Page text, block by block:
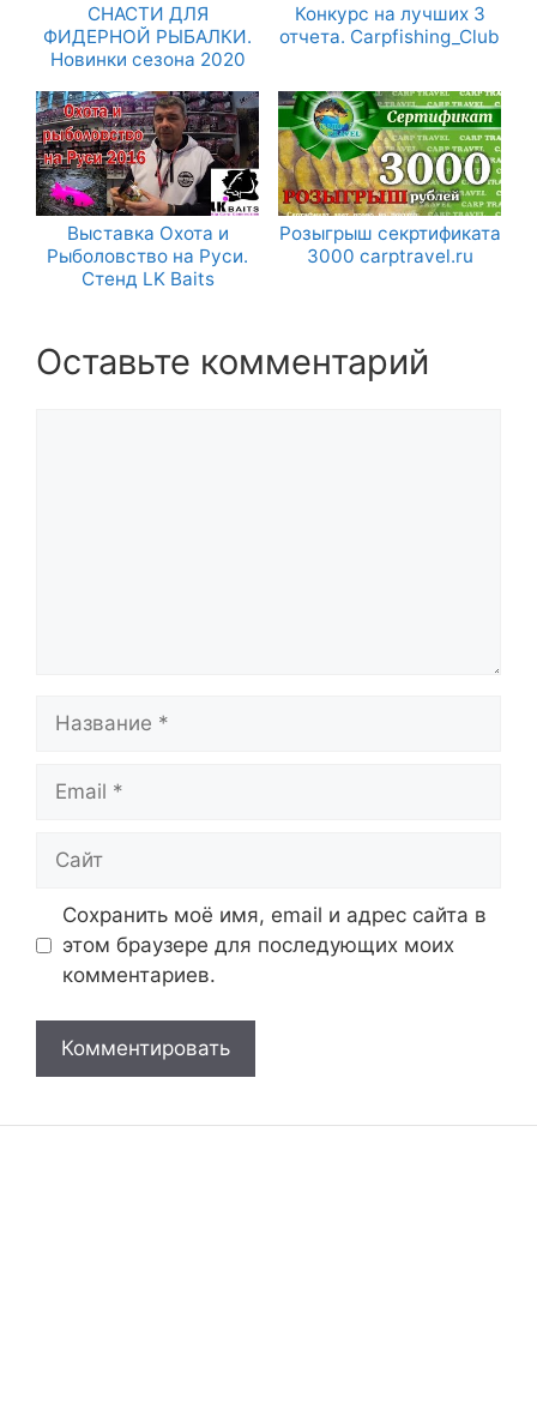
СНАСТИ ДЛЯ
ФИДЕРНОЙ РЫБАЛКИ.
Новинки сезона 2020
Конкурс на лучших 3
отчета. Carpfishing_Club
Выставка Охота и
Рыболовство на Руси.
Стенд LK Baits
Розыгрыш секртификата
3000 carptravel.ru
Оставьте комментарий
Сохранить моё имя, email и адрес сайта в
этом браузере для последующих моих
комментариев.